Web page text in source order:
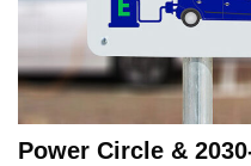
Power Circle &